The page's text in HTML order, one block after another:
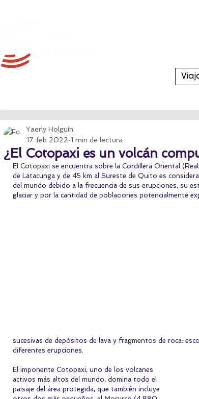
¿El Cotopaxi es un volcán
Yaerly Holguín
17 feb 2022 1 min de lectura
El Cotopaxi se encuentra sobre la Cordillera Oriental
de Latacunga y de 45 km al Sureste de Quito es
del mundo debido a la frecuencia de sus erupciones, su
glaciar y por la cantidad de poblaciones potencialmente
sucesivas de depósitos de lava y fragmentos de roca:
diferentes erupciones.
El imponente Cotopaxi, uno de los volcanes
activos más altos del mundo, domina todo el
paisaje del área protegida, que también incluye